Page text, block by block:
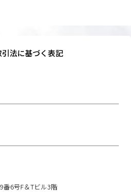
法に基づく表記
番6号F＆Tビル3階